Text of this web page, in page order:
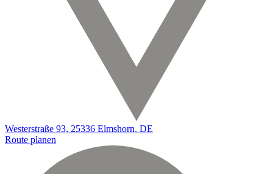
Westerstraße 93, 25336 Elmshorn, DE
Route planen